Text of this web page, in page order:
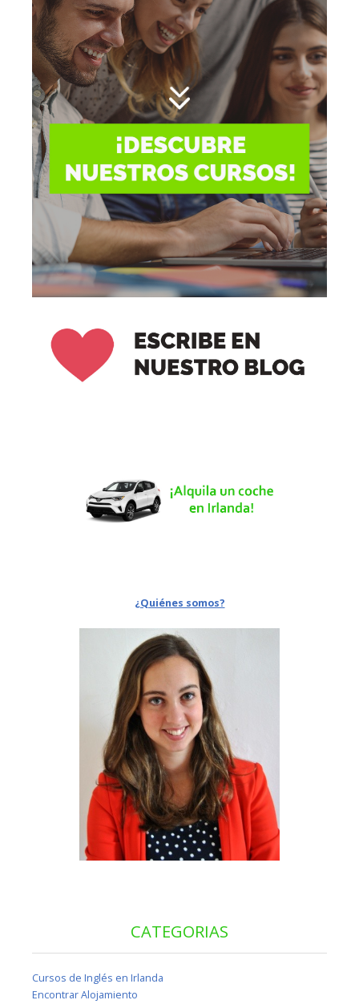
¿Quiénes somos?
CATEGORIAS
Cursos de Inglés en Irlanda
Encontrar Alojamiento